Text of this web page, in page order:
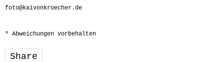
foto@kaivonkroecher.de
* Abweichungen vorbehalten
Share